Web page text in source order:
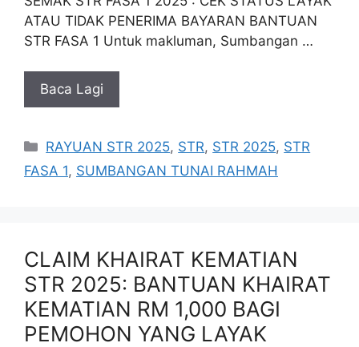
ATAU TIDAK PENERIMA BAYARAN BANTUAN
STR FASA 1 Untuk makluman, Sumbangan …
Baca Lagi
Categories
RAYUAN STR 2025, STR, STR 2025, STR
FASA 1, SUMBANGAN TUNAI RAHMAH
CLAIM KHAIRAT KEMATIAN
STR 2025: BANTUAN KHAIRAT
KEMATIAN RM 1,000 BAGI
PEMOHON YANG LAYAK